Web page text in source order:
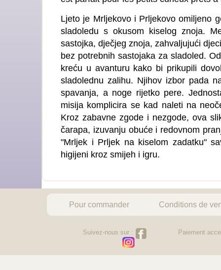
Ljeto je Mrljekovo i Prljekovo omiljeno
sladoledu s okusom kiselog znoja.
sastojka, dječjeg znoja, zahvaljujući
bez potrebnih sastojaka za sladoled.
kreću u avanturu kako bi prikupili
sladolednu zalihu. Njihov izbor pada
spavanja, a noge rijetko pere.
misija komplicira se kad naleti na
Kroz zabavne zgode i nezgode, ova
čarapa, izuvanju obuće i redovnom
"Mrljek i Prljek na kiselom zadatku"
higijeni kroz smijeh i igru.
Pour commander Conditions de
Suivez-nous sur : Paiement